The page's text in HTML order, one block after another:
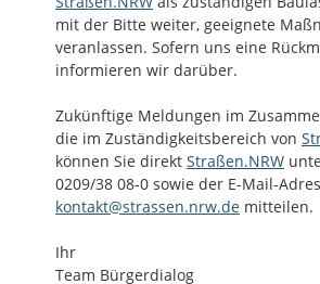
mit der Bitte weiter, geeignete
veranlassen. Sofern uns eine
informieren wir darüber.
Zukünftige Meldungen im
die im Zuständigkeitsbereich von
können Sie direkt http://
Straßen.NRW
kontakt@strassen.nrw.de mitteilen.
Ihr
Team Bürgerdialog